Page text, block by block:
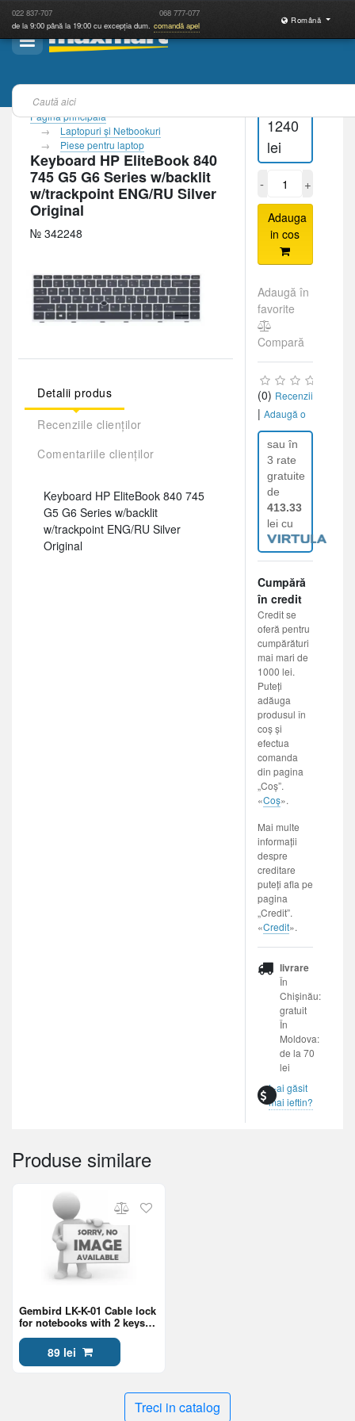
022 837-707 068 777-077
de la 9:00 până la 19:00 cu excepția dum. comandă apel
Română
Pagina principală
Laptopuri şi Netbookuri
Piese pentru laptop
Keyboard HP EliteBook 840
745 G5 G6 Series w/backlit
w/trackpoint ENG/RU Silver
Original
№ 342248
Detalii produs
Recenziile clienților
Comentariile clienților
Keyboard HP EliteBook 840 745
G5 G6 Series w/backlit
w/trackpoint ENG/RU Silver
Original
1240
lei
- +
Adauga
in cos
Adaugă în
favorite
Compară
(0) Recenzii
| Adaugă o
recenzie
sau în
3 rate
gratuite
de
413.33
lei cu
Cumpără
în credit
Credit se
oferă pentru
cumpărături
mai mari de
1000 lei.
Puteți
adăuga
produsul în
coș și
efectua
comanda
din pagina
„Coș”.
«Coș».
Mai multe
informații
despre
creditare
puteți afla pe
pagina
„Credit”.
«Credit».
livrare
În
Chișinău:
gratuit
În
Moldova:
de la 70
lei
L-ai găsit
mai ieftin?
Produse similare
Gembird LK-K-01 Cable lock
for notebooks with 2 keys
included, 4 mm steel cable
89 lei
Treci in catalog